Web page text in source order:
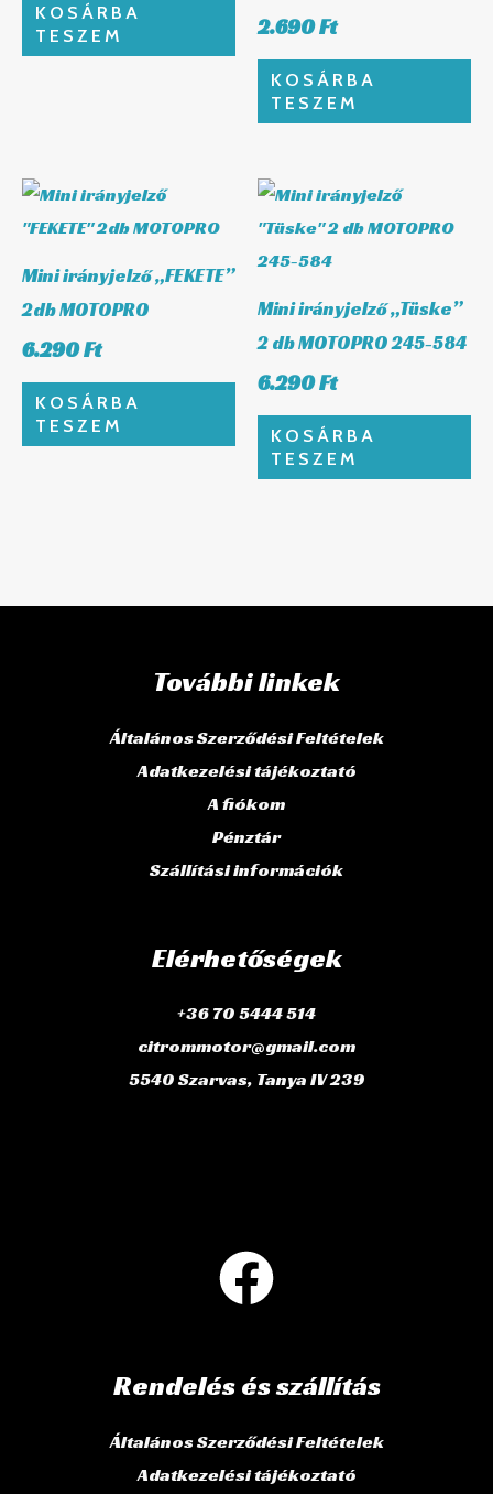
KOSÁRBA
TESZEM
2.690Ft
KOSÁRBA
TESZEM
Mini irányjelző „FEKETE”
2db MOTOPRO
6.290Ft
KOSÁRBA
TESZEM
Mini irányjelző „Tüske”
2 db MOTOPRO 245-584
6.290Ft
KOSÁRBA
TESZEM
További linkek
Általános Szerződési Feltételek
Adatkezelési tájékoztató
A fiókom
Pénztár
Szállítási információk
Elérhetőségek
+36 70 5444 514
citrommotor@gmail.com
5540 Szarvas, Tanya IV 239
Rendelés és szállítás
Általános Szerződési Feltételek
Adatkezelési tájékoztató